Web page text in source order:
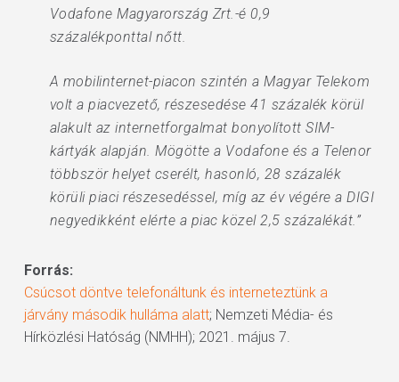
Vodafone Magyarország Zrt.-é 0,9
százalékponttal nőtt.
A mobilinternet-piacon szintén a Magyar Telekom
volt a piacvezető, részesedése 41 százalék körül
alakult az internetforgalmat bonyolított SIM-
kártyák alapján. Mögötte a Vodafone és a Telenor
többször helyet cserélt, hasonló, 28 százalék
körüli piaci részesedéssel, míg az év végére a DIGI
negyedikként elérte a piac közel 2,5 százalékát.”
Forrás:
Csúcsot döntve telefonáltunk és interneteztünk a
járvány második hulláma alatt; Nemzeti Média- és
Hírközlési Hatóság (NMHH); 2021. május 7.